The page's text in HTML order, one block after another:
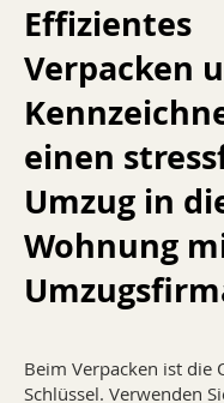
Effizientes
Verpacken
einen
Umzug in
Wohnung
Beim Verpacken ist die
Schlüssel. Verwenden